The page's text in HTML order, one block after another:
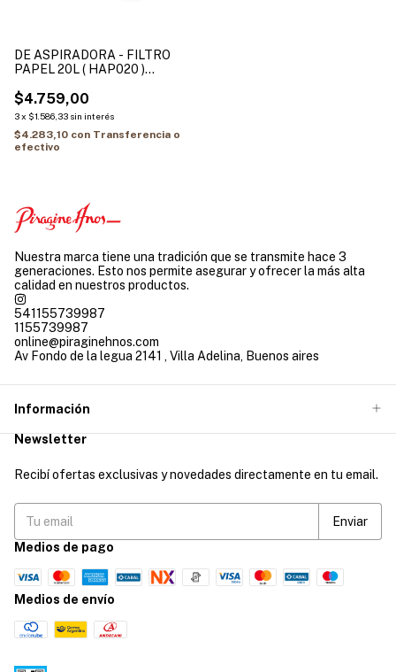
DE ASPIRADORA - FILTRO
PAPEL 20L ( HAP020 )
$4.759,00
3x $1.586,33 sin interés
$4.283,10 con Transferencia o
efectivo
Nuestra marca tiene una tradición que se transmite hace 3
generaciones. Esto nos permite asegurar y ofrecer la más alta
calidad en nuestros productos.
541155739987
1155739987
online@piraginehnos.com
Av Fondo de la legua 2141 , Villa Adelina, Buenos aires
Información
Newsletter
Recibí ofertas exclusivas y novedades directamente en tu email.
Medios de pago
Medios de envío